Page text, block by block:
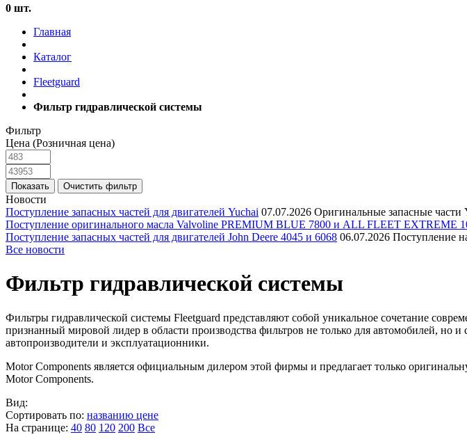
0 шт.
Главная
Каталог
Fleetguard
Фильтр гидравлической системы
Фильтр
Цена (Розничная цена)
Новости
Поступление запасных частей для двигателей Yuchai 07.07.2026 Оригинальные запасные части
Поступление оригинального масла Valvoline PREMIUM BLUE 7800 и ALL FLEET EXTREME
Поступление запасных частей для двигателей John Deere 4045 и 6068 06.07.2026 Поступление
Все новости
Фильтр гидравлической системы
Фильтры гидравлической системы Fleetguard представляют собой уникальное сочетание
признанный мировой лидер в области производства фильтров не только для автомобилей,
автопроизводители и эксплуатационники.
Motor Components является официальным дилером этой фирмы и предлагает только
Motor Components.
Вид:
Сортировать по: названию цене
На странице: 40 80 120 200 Все